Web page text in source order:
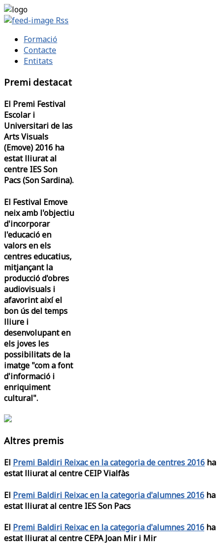
Rss
Formació
Contacte
Entitats
Premi destacat
El Premi Festival
Escolar i
Universitari de las
Arts Visuals
(Emove) 2016 ha
estat lliurat al
centre IES Son
Pacs (Son Sardina).
El Festival Emove
neix amb l'objectiu
d'incorporar
l'educació en
valors en els
centres educatius,
mitjançant la
producció d'obres
audiovisuals i
afavorint així el
bon ús del temps
lliure i
desenvolupant en
els joves les
possibilitats de la
imatge "com a font
d'informació i
enriquiment
cultural".
Altres premis
El Premi Baldiri Reixac en la categoria de centres 2016 ha
estat lliurat al centre CEIP Vialfàs
El Premi Baldiri Reixac en la categoria d'alumnes 2016 ha
estat lliurat al centre IES Son Pacs
El Premi Baldiri Reixac en la categoria d'alumnes 2016 ha
estat lliurat al centre CEPA Joan Mir i Mir